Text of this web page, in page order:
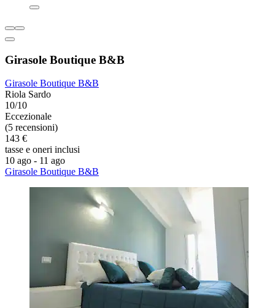
Girasole Boutique B&B
Girasole Boutique B&B
Riola Sardo
10/10
Eccezionale
(5 recensioni)
143 €
tasse e oneri inclusi
10 ago - 11 ago
Girasole Boutique B&B